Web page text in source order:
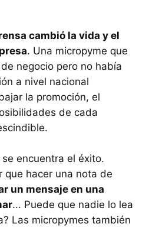
cambió la vida y el
. Una micropyme que
negocio pero no había
a nivel nacional
la promoción, el
de cada
encuentra el éxito.
que hacer una nota de
un mensaje en una
... Puede que nadie lo lea
Las micropymes también